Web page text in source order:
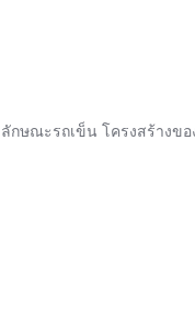
ษณะรถเข็น โครงสร้างข